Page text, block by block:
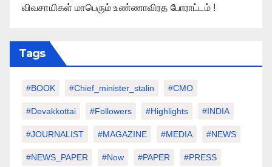
விவசாயிகள் மாபெரும் உண்ணாவிரத போராட்டம் !
Tags
#BOOK #chief_minister_stalin #CMO
#devakkottai #followers #highlights #INDIA
#JOURNALIST #MAGAZINE #MEDIA #NEWS
#NEWS_PAPER #Now #PAPER #PRESS